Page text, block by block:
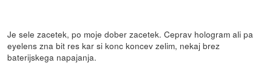
Je sele zacetek, po moje dober zacetek. Ceprav hologram ali pa
eyelens zna bit res kar si konc koncev zelim, nekaj brez
baterijskega napajanja.